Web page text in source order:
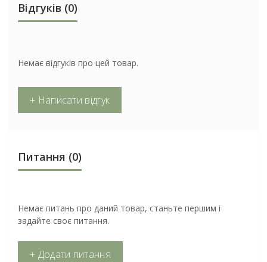
Відгуків (0)
Немає відгуків про цей товар.
+ Написати відгук
Питання (0)
Немає питань про даний товар, станьте першим і
задайте своє питання.
+ Додати питання